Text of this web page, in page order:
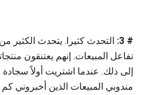
# 3:
التحدث كثيرا. يتحدث الكثير
تفاعل المبيعات. إنهم يعتنقون
إلى ذلك. عندما اشتريت أولاً
مندوبي المبيعات الذين أخبروني